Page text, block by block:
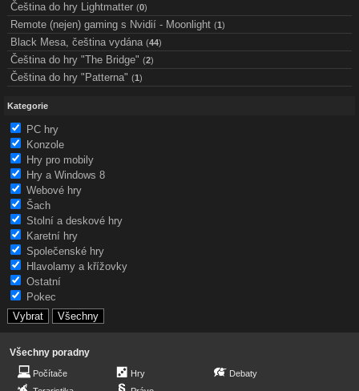
Čeština do hry Lightmatter (0)
Remote (nejen) gaming s Nvidií - Moonlight (1)
Black Mesa, čeština vydána (44)
Čeština do hry "The Bridge" (2)
Čeština do hry "Patterna" (1)
Kategorie
PC hry
Konzole
Hry pro mobily
Hry a Windows 8
Webové hry
Šach
Stolní a deskové hry
Karetní hry
Společenské hry
Hlavolamy a křížovky
Ostatní
Pokec
Všechny poradny
Počítače
Hry
Debaty